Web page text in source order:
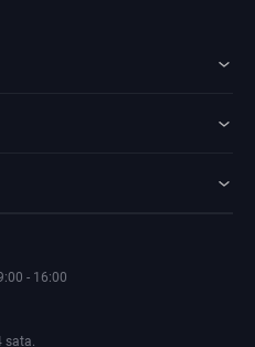
- 16:00
sata.